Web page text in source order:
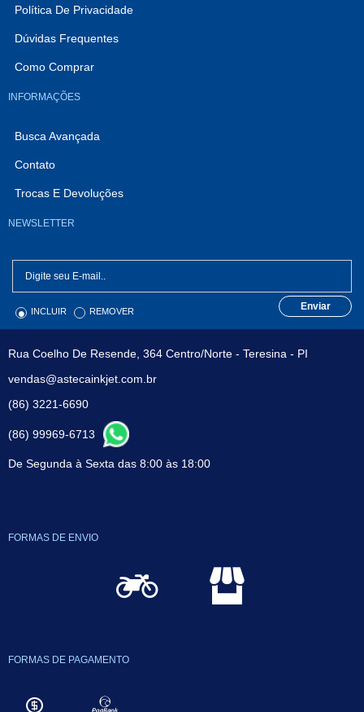
Política De Privacidade
Dúvidas Frequentes
Como Comprar
INFORMAÇÕES
Busca Avançada
Contato
Trocas E Devoluções
NEWSLETTER
INCLUIR REMOVER Enviar
Rua Coelho De Resende, 364 Centro/Norte - Teresina - PI
vendas@astecainkjet.com.br
(86) 3221-6690
(86) 99969-6713
De Segunda à Sexta das 8:00 às 18:00
FORMAS DE ENVIO
FORMAS DE PAGAMENTO